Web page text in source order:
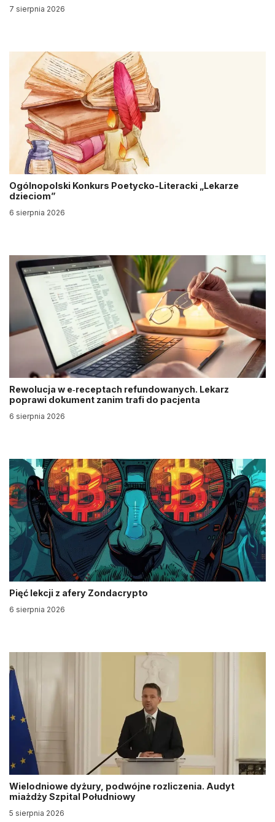
7 sierpnia 2026
Ogólnopolski Konkurs Poetycko-Literacki „Lekarze
dzieciom”
6 sierpnia 2026
Rewolucja w e‑receptach refundowanych. Lekarz
poprawi dokument zanim trafi do pacjenta
6 sierpnia 2026
Pięć lekcji z afery Zondacrypto
6 sierpnia 2026
Wielodniowe dyżury, podwójne rozliczenia. Audyt
miażdży Szpital Południowy
5 sierpnia 2026